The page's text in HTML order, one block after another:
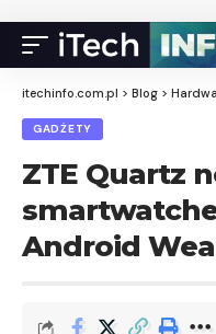
itechinfo.com.pl > Blog >
GADŻETY
ZTE Quartz
Android